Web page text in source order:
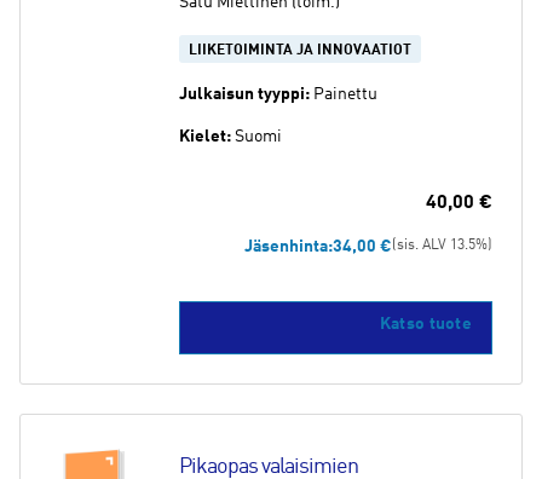
LIIKETOIMINTA JA INNOVAATIOT
Julkaisun tyyppi: Painettu
Kielet: Suomi
40,00 €
Jäsenhinta:34,00 € (sis. ALV 13.5%)
Katso tuote
Pikaopas valaisimien